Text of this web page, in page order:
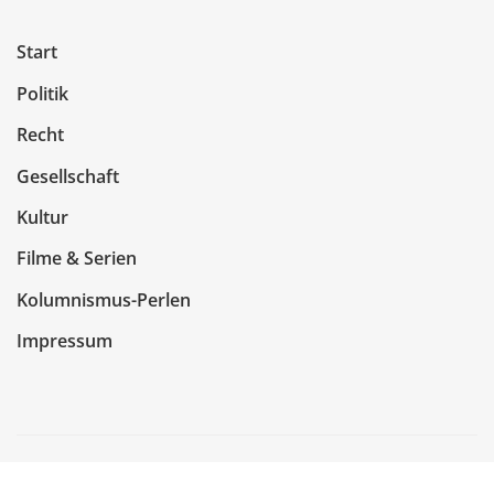
Start
Politik
Recht
Gesellschaft
Kultur
Filme & Serien
Kolumnismus-Perlen
Impressum